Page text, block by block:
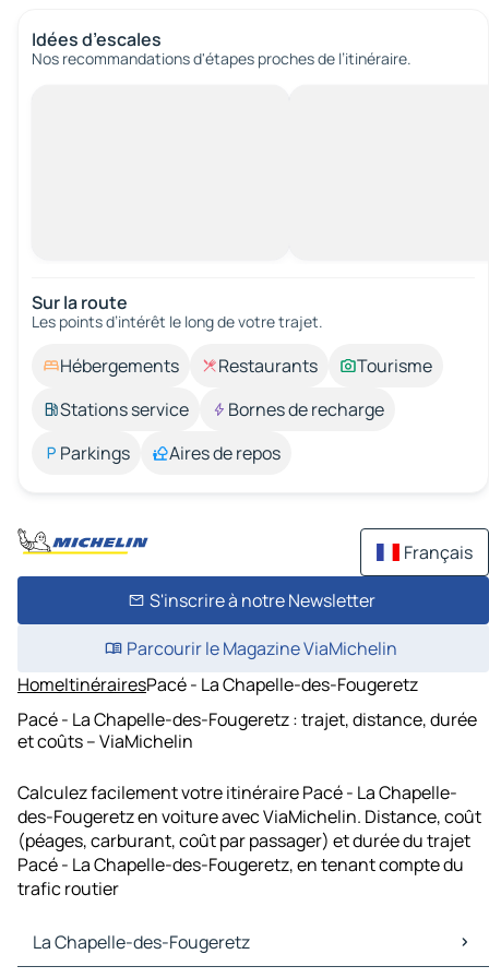
Idées d’escales
Nos recommandations d'étapes proches de l’itinéraire.
Sur la route
Les points d’intérêt le long de votre trajet.
Hébergements Restaurants
Tourisme
Stations service
Bornes de recharge
Parkings
Aires de repos
Français
S'inscrire à notre Newsletter
Parcourir le Magazine ViaMichelin
HomeItinérairesPacé - La Chapelle-des-Fougeretz
Pacé - La Chapelle-des-Fougeretz : trajet, distance, durée
et coûts – ViaMichelin
Calculez facilement votre itinéraire Pacé - La Chapelle-
des-Fougeretz en voiture avec ViaMichelin. Distance, coût
(péages, carburant, coût par passager) et durée du trajet
Pacé - La Chapelle-des-Fougeretz, en tenant compte du
trafic routier
La Chapelle-des-Fougeretz